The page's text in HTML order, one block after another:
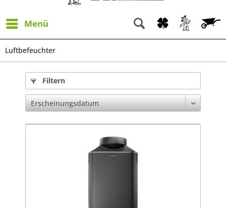
Menü
Luftbefeuchter
Filtern